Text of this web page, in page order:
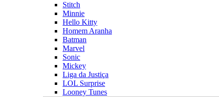
Stitch
Minnie
Hello Kitty
Homem Aranha
Batman
Marvel
Sonic
Mickey
Liga da Justiça
LOL Surprise
Looney Tunes